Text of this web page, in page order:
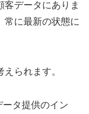
客データにありま
常に最新の状態に
られます。
タ提供のイン